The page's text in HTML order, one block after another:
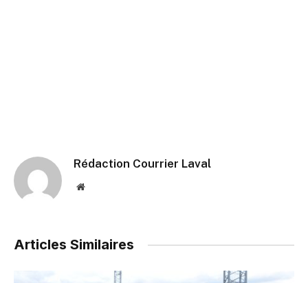
Rédaction Courrier Laval
Website
Articles Similaires